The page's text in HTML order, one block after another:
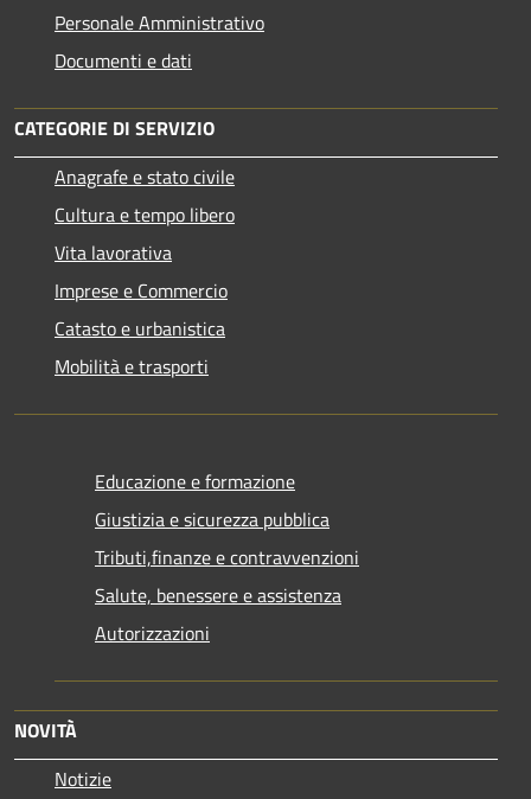
Personale Amministrativo
Documenti e dati
CATEGORIE DI SERVIZIO
Anagrafe e stato civile
Cultura e tempo libero
Vita lavorativa
Imprese e Commercio
Catasto e urbanistica
Mobilità e trasporti
Educazione e formazione
Giustizia e sicurezza pubblica
Tributi,finanze e contravvenzioni
Salute, benessere e assistenza
Autorizzazioni
NOVITÀ
Notizie